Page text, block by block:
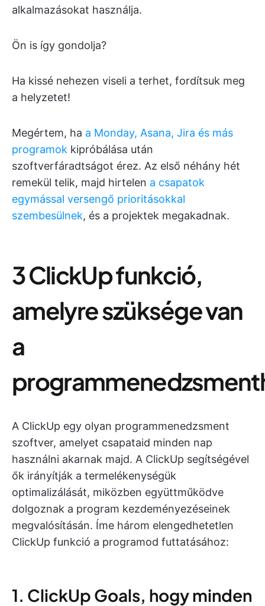
alkalmazásokat használja.
Ön is így gondolja?
Ha kissé nehezen viseli a terhet, fordítsuk meg
a helyzetet!
Megértem, ha a Monday, Asana, Jira és más
programok kipróbálása után
szoftverfáradtságot érez. Az első néhány hét
remekül telik, majd hirtelen a csapatok
egymással versengő prioritásokkal
szembesülnek, és a projektek megakadnak.
3 ClickUp funkció,
amelyre szüksége van
a
A ClickUp egy olyan programmenedzsment
szoftver, amelyet csapataid minden nap
használni akarnak majd. A ClickUp segítségével
ők irányítják a termelékenységük
optimalizálását, miközben együttműködve
dolgoznak a program kezdeményezéseinek
megvalósításán. Íme három elengedhetetlen
ClickUp funkció a programod futtatásához:
1. ClickUp Goals, hogy minden